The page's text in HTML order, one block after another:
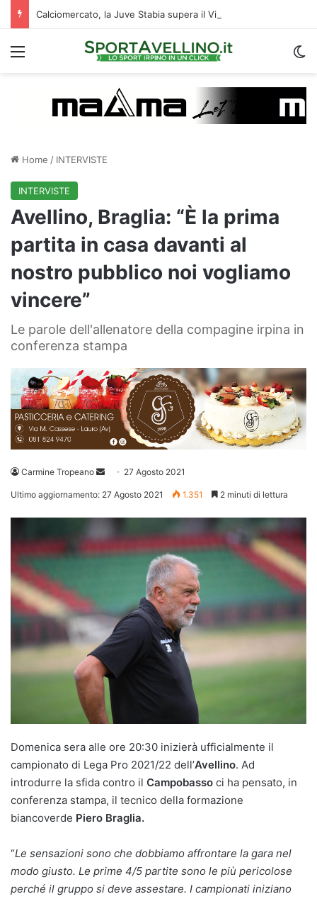
Menu
Home / INTERVISTE
INTERVISTE
Avellino, Braglia: “È la prima
partita in casa davanti al
nostro pubblico noi vogliamo
vincere”
Le parole dell'allenatore della compagine irpina in
conferenza stampa
Carmine Tropeano
Invia 27 Agosto 2021
Ultimo aggiornamento: 27 Agosto 2021 1.351 2 minuti di lettura
Domenica sera alle ore 20:30 inizierà ufficialmente il
campionato di Lega Pro 2021/22 dell’Avellino. Ad
introdurre la sfida contro il Campobasso ci ha pensato, in
conferenza stampa, il tecnico della formazione
biancoverde Piero Braglia.
“Le sensazioni sono che dobbiamo affrontare la gara nel
modo giusto. Le prime 4/5 partite sono le più pericolose
perché il gruppo si deve assestare. I campionati iniziano